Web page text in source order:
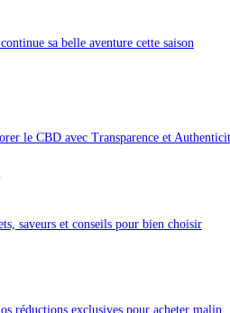
sa belle aventure cette saison
le CBD avec Transparence et
saveurs et conseils pour bien choisir
réductions exclusives pour acheter malin